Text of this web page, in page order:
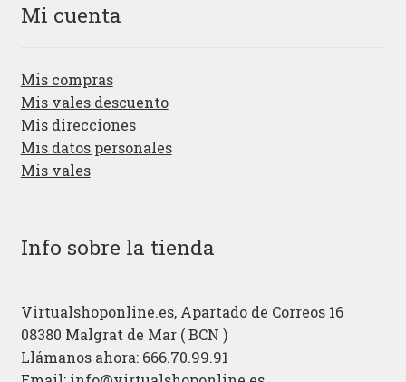
Mi cuenta
Mis compras
Mis vales descuento
Mis direcciones
Mis datos personales
Mis vales
Info sobre la tienda
Virtualshoponline.es, Apartado de Correos 16
08380 Malgrat de Mar ( BCN )
Llámanos ahora: 666.70.99.91